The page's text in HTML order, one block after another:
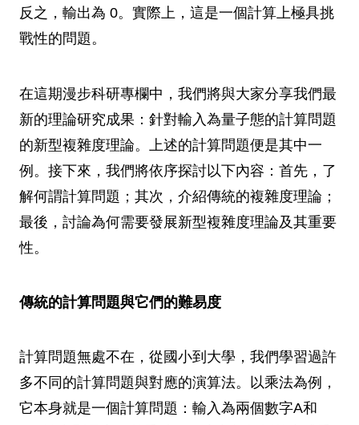
反之，輸出為 0。實際上，這是一個計算上極具挑
戰性的問題。
在這期漫步科研專欄中，我們將與大家分享我們最
新的理論研究成果：針對輸入為量子態的計算問題
的新型複雜度理論。上述的計算問題便是其中一
例。接下來，我們將依序探討以下內容：首先，了
解何謂計算問題；其次，介紹傳統的複雜度理論；
最後，討論為何需要發展新型複雜度理論及其重要
性。
傳統的計算問題與它們的難易度
計算問題無處不在，從國小到大學，我們學習過許
多不同的計算問題與對應的演算法。以乘法為例，
它本身就是一個計算問題：輸入為兩個數字A和